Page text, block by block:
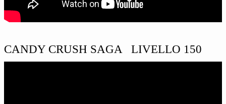
CANDY CRUSH SAGA LIVELLO 150